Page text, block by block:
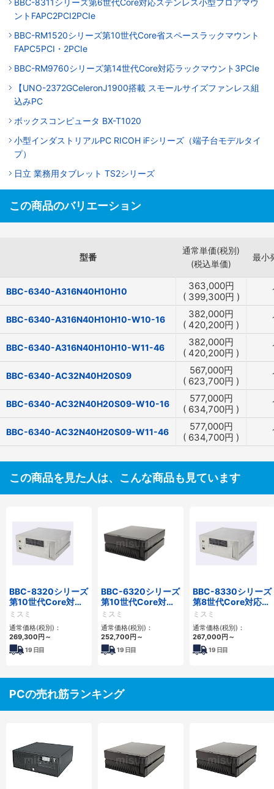
ントFAPC2PCI2PCIe
BBC-RM1520シリーズ第10世代Core省スペースラックマウント
FAPC5PCI・2PCIe
BBC-RM9760シリーズ第14世代Core対応ラックマウント3PCIe
【UNO-2372GCeleronJ1900搭載 スモールサイズファンレス組
込みPC
ボックスコンピュータ BX-T1020
小型インダストリアルPC RICOH iFシリーズ（端子台モデルタイ
プ）
日立 業務用タブレット TS2シリーズ
この商品のバリエーション
型番
通常単価(税別)
(税込単価)
最小
BBC-6340-A316N40H10H10 363,000円
( 399,300円 )
BBC-6340-A316N40H10H10-W10-16 382,000円
( 420,200円 )
BBC-6340-A316N40H10H10-W11-46 382,000円
( 420,200円 )
BBC-6340-AC32N40H20S09 567,000円
( 623,700円 )
BBC-6340-AC32N40H20S09-W10-16 577,000円
( 634,700円 )
BBC-6340-AC32N40H20S09-W11-46 577,000円
( 634,700円 )
この商品を見た人は、こんな商品も見ています
BBC-8320シリーズ
第10世代Core対応
小型フロアマウント
FAPC 2PCI・2PCIe
ミスミ
通常価格(税別)：
269,300円～
19 日目
BBC-6320シリーズ
第10世代Core対応
小型フロアマウント
FAPC 2PCI・2PCIe
ミスミ
通常価格(税別)：
252,700円～
19 日目
BBC-8330シリーズ
第8世代Core対応小
型フロアマウント
FAPC 2PCI・2PCIe
ミスミ
通常価格(税別)：
267,000円～
19 日目
PCの売れ筋ランキング